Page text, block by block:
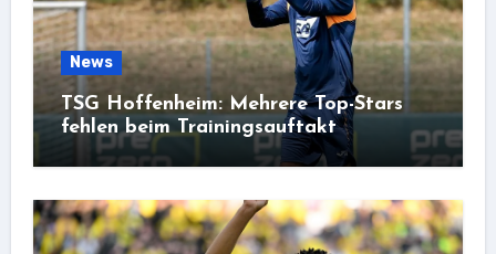
News
TSG Hoffenheim: Mehrere Top-Stars
fehlen beim Trainingsauftakt